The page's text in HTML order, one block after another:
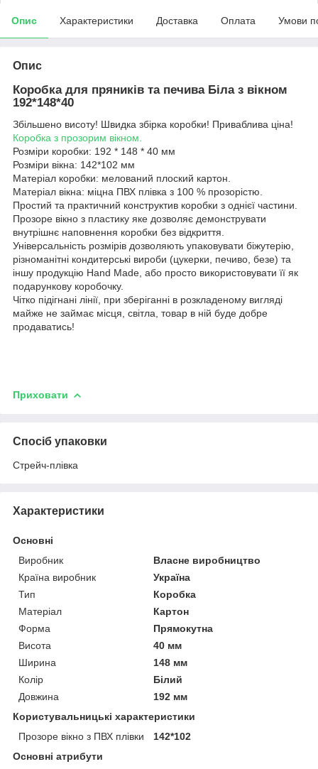
Опис Характеристики Доставка Оплата Умови
Опис
Коробка для пряників та печива Біла з вікном
192*148*40
Збільшено висоту! Швидка збірка коробки! Приваблива ціна!
Коробка з прозорим вікном.
Розміри коробки: 192 * 148 * 40 мм
Розміри вікна: 142*102 мм
Матеріал коробки: мелований плоский картон.
Матеріал вікна: міцна ПВХ плівка з 100 % прозорістю.
Простий та практичний конструктив коробки з однієї частини.
Прозоре вікно з пластику яке дозволяє демонструвати
внутрішнє наповнення коробки без відкриття.
Універсальність розмірів дозволяють упаковувати біжутерію,
різноманітні кондитерські вироби (цукерки, печиво, безе) та
іншу продукцію Hand Made, або просто використовувати її як
подарункову коробочку.
Чітко підігнані лінії, при зберіганні в розкладеному вигляді
майже не займає місця, світла, товар в ній буде добре
продаватись!
Приховати
Спосіб упаковки
Стрейч-плівка
Характеристики
Основні
Виробник
Власне виробництво
Країна виробник
Україна
Тип
Коробка
Матеріал
Картон
Форма
Прямокутна
Висота
40 мм
Ширина
148 мм
Колір
Білий
Довжина
192 мм
Користувальницькі характеристики
Прозоре вікно з ПВХ плівки
142*102
Основні атрибути